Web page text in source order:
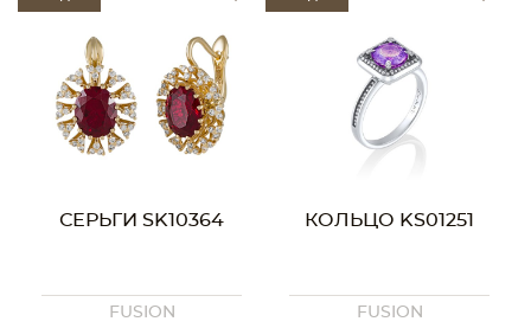
СЕРЬГИ SK10364
FUSION
КОЛЬЦО KS01251
FUSION